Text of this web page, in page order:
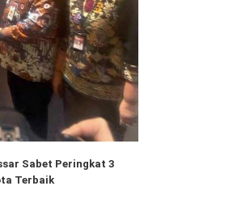
Sabet Peringkat 3
Terbaik